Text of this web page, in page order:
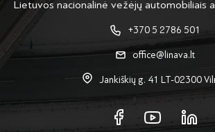
Lietuvos nacionalinė vežėjų automobiliais
+370 5 2786 501
office@linava.lt
Jankiškių g. 41 LT-02300